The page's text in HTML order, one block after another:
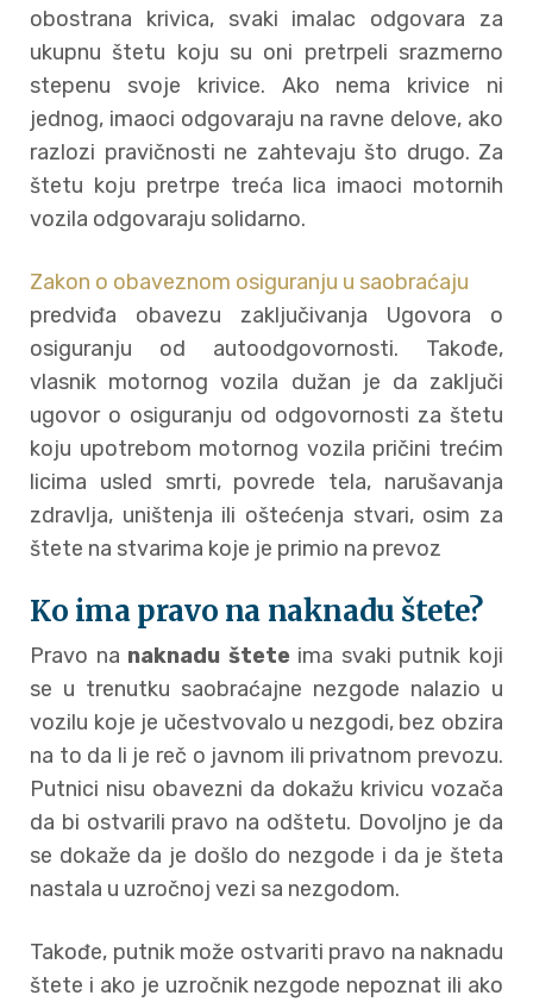
obostrana krivica, svaki imalac odgovara za
ukupnu štetu koju su oni pretrpeli srazmerno
stepenu svoje krivice. Ako nema krivice ni
jednog, imaoci odgovaraju na ravne delove, ako
razlozi pravičnosti ne zahtevaju što drugo. Za
štetu koju pretrpe treća lica imaoci motornih
vozila odgovaraju solidarno.
Zakon o obaveznom osiguranju u saobraćaju
predviđa obavezu zaključivanja Ugovora o
osiguranju od autoodgovornosti. Takođe,
vlasnik motornog vozila dužan je da zaključi
ugovor o osiguranju od odgovornosti za štetu
koju upotrebom motornog vozila pričini trećim
licima usled smrti, povrede tela, narušavanja
zdravlja, uništenja ili oštećenja stvari, osim za
štete na stvarima koje je primio na prevoz
Ko ima pravo na naknadu štete?
Pravo na naknadu štete ima svaki putnik koji
se u trenutku saobraćajne nezgode nalazio u
vozilu koje je učestvovalo u nezgodi, bez obzira
na to da li je reč o javnom ili privatnom prevozu.
Putnici nisu obavezni da dokažu krivicu vozača
da bi ostvarili pravo na odštetu. Dovoljno je da
se dokaže da je došlo do nezgode i da je šteta
nastala u uzročnoj vezi sa nezgodom.
Takođe, putnik može ostvariti pravo na naknadu
štete i ako je uzročnik nezgode nepoznat ili ako